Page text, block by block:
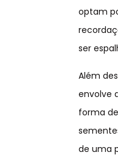
optam
ser
Além
envolve
forma
de uma